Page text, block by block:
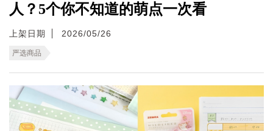
人？5个你不知道的萌点一次看
上架日期 2026/05/26
严选商品